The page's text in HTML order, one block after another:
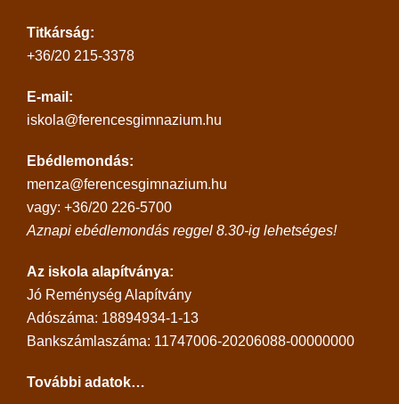
Titkárság:
+36/20 215-3378
E-mail:
iskola@ferencesgimnazium.hu
Ebédlemondás:
menza@ferencesgimnazium.hu
vagy: +36/20 226-5700
Aznapi ebédlemondás reggel 8.30-ig lehetséges!
Az iskola alapítványa:
Jó Reménység Alapítvány
Adószáma: 18894934-1-13
Bankszámlaszáma: 11747006-20206088-00000000
További adatok…